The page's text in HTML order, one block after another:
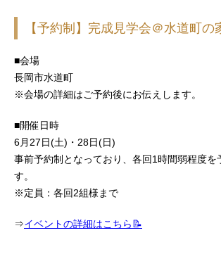
【予約制】完成見学会＠水道町の
■会場
長岡市水道町
※会場の詳細はご予約後にお伝えします。
■開催日時
6月27日(土)・28日(日)
事前予約制となっており、各回1時間弱程度を
す。
※定員：各回2組様まで
⇒イベントの詳細はこちら📝